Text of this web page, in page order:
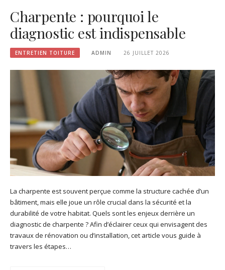
Charpente : pourquoi le
diagnostic est indispensable
ENTRETIEN TOITURE ADMIN 26 JUILLET 2026
La charpente est souvent perçue comme la structure cachée d’un
bâtiment, mais elle joue un rôle crucial dans la sécurité et la
durabilité de votre habitat. Quels sont les enjeux derrière un
diagnostic de charpente ? Afin d’éclairer ceux qui envisagent des
travaux de rénovation ou d’installation, cet article vous guide à
travers les étapes…